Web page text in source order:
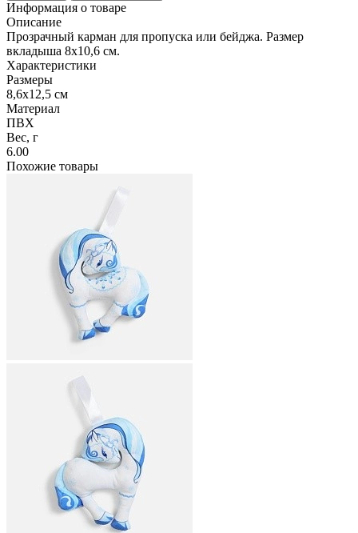
Информация о товаре
Описание
Прозрачный карман для пропуска или бейджа. Размер
вкладыша 8х10,6 см.
Характеристики
Размеры
8,6х12,5 см
Материал
ПВХ
Вес, г
6.00
Похожие товары